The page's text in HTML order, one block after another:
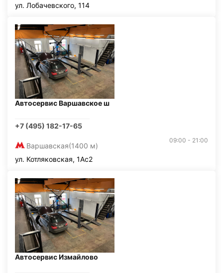
ул. Лобачевского, 114
Автосервис Варшавское ш
+7 (495) 182-17-65
Варшавская(1400 м)
09:00 - 21:00
ул. Котляковская, 1Ас2
Автосервис Измайлово